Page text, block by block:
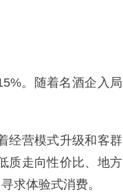
。随着名酒企入局
经营模式升级和客群
质走向性价比、地方
求体验式消费。